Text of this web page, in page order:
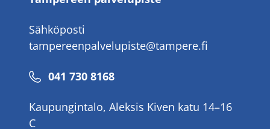
Sähköposti
tampereenpalvelupiste@tampere.fi
Puhelinnumero
041 730 8168
Kaupungintalo, Aleksis Kiven katu 14–16
C